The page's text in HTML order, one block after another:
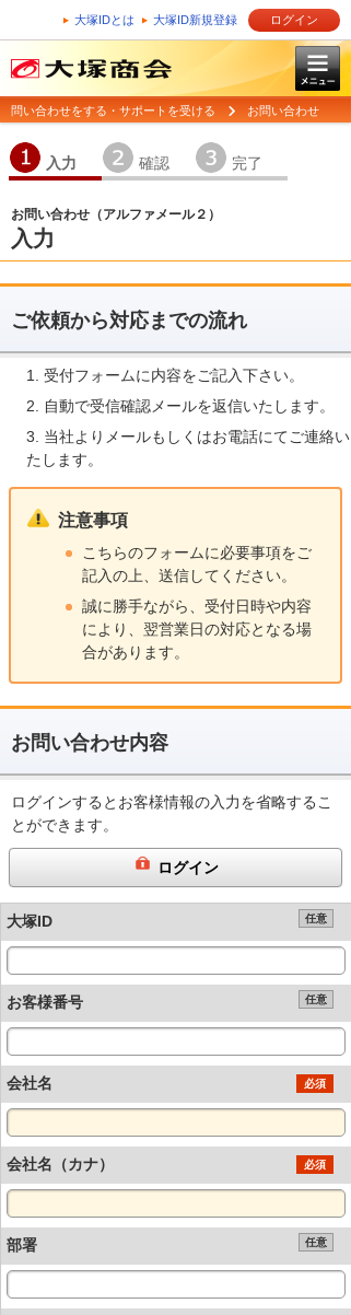
大塚IDとは 大塚ID新規登録 ログイン
問い合わせをする・サポートを受ける お問い合わせ
入力
確認
完了
お問い合わせ（アルファメール２）
入力
ご依頼から対応までの流れ
受付フォームに内容をご記入下さい。
自動で受信確認メールを返信いたします。
当社よりメールもしくはお電話にてご連絡い
たします。
注意事項
こちらのフォームに必要事項をご
記入の上、送信してください。
誠に勝手ながら、受付日時や内容
により、翌営業日の対応となる場
合があります。
お問い合わせ内容
ログインするとお客様情報の入力を省略するこ
とができます。
ログイン
大塚ID 任意
お客様番号 任意
会社名 必須
会社名（カナ） 必須
部署 任意